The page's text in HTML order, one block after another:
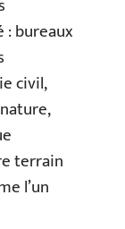
bureaux
civil,
terrain
l’un